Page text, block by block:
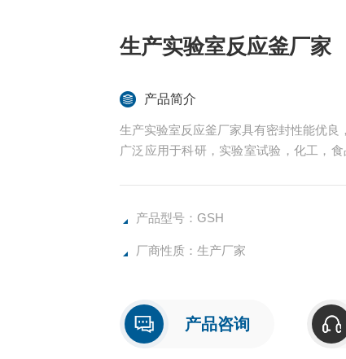
生产实验室反应釜厂家
产品简介
生产实验室反应釜厂家具有密封性能优良
广泛应用于科研，实验室试验，化工，
所有反应釜均可接受客户的个性化定制。
产品型号：GSH
厂商性质：生产厂家
产品咨询